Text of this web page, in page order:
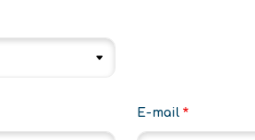
E-
E-mail